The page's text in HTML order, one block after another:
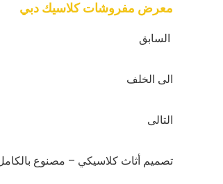
معرض مفروشات كلاسيك دبي
السابق
الى الخلف
التالى
تصميم أثاث كلاسيكي – مصنوع بالكامل